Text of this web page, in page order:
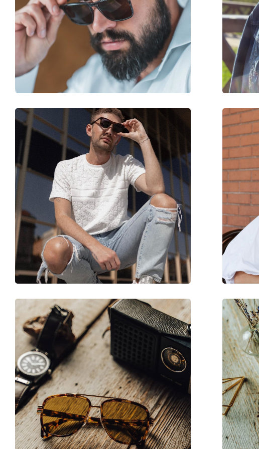
Širina:
134 mm
Dužina drškice:
137 mm
Širina mosta:
18 mm
Težina:
100 g
Prilagodljivi jastučići za nos:
Ne
Dodaci
Krpa za čišćenje:
Ostalo
Spol:
Muške
Kategorija:
Sunčane naočale
Oakley
Upotreba:
Sport
Pogodno za sport:
Tenis, Planinarenje
Kod:
OO 9102 F5 55
Dostupno na recept:
Ne